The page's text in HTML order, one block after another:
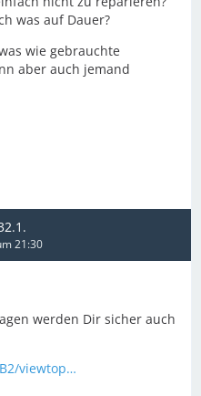
was auf Dauer?
wie gebrauchte
aber auch jemand
21:30
werden Dir sicher auch
viewtop…